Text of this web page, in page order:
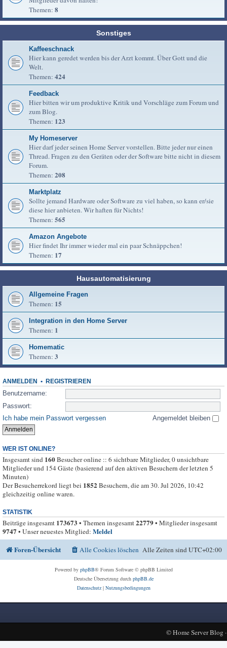
Themen: 8
Sonstiges
Kaffeeschnack
Hier kann geredet werden bis der Arzt kommt. Über Gott und die
Welt.
Themen: 424
Feedback
Hier bitten wir um produktive Kritik und Vorschläge zum Forum und
zum Blog.
Themen: 123
My Homeserver
Hier darf jeder seinen Home Server vorstellen. Bitte jeder nur einen
Thread. Fragen zu den Geräten oder der Software bitte nicht in diesem
Forum.
Themen: 208
Marktplatz
Sollte jemand Hardware oder Software zu viel haben, so kann er/sie
diese hier anbieten. Wir haften für Nichts!
Themen: 565
Amazon Angebote
Hier findet Ihr immer wieder mal ein paar Schnäppchen!
Themen: 17
Hausautomatisierung
Allgemeine Fragen
Themen: 15
Integration in den Home Server
Themen: 1
Homematic
Themen: 3
ANMELDEN • REGISTRIEREN
Benutzername:
Passwort:
Ich habe mein Passwort vergessen
Angemeldet bleiben
WER IST ONLINE?
Insgesamt sind 160Besucher online :: 6 sichtbare Mitglieder, 0 unsichtbare
Mitglieder und 154 Gäste (basierend auf den aktiven Besuchern der letzten 5
Minuten)
Der Besucherrekord liegt bei 1852Besuchern, die am 30. Jul 2026, 10:42
gleichzeitig online waren.
STATISTIK
Beiträge insgesamt 173673 • Themen insgesamt22779• Mitglieder insgesamt
9747• Unser neuestes Mitglied: Meldel
Foren-Übersicht
Alle Zeiten sindUTC+02:00
Alle Cookies löschen
Powered by phpBB® Forum Software © phpBB Limited
Deutsche Übersetzung durch phpBB.de
Datenschutz| Nutzungsbedingungen
©Home Server Blog